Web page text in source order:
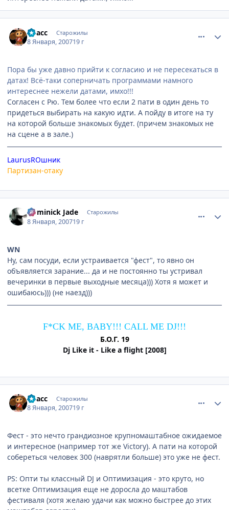
Kpacc Старожилы
8 Января, 200719 г
Пора бы уже давно прийти к согласию и не пересекаться в
датах! Всё-таки соперничать программами намного
интереснее нежели датами, имхо!!!
Согласен с Рю. Тем более что если 2 пати в один день то
придеться выбирать на какую идти. А пойду в итоге на ту
на которой больше знакомых будет. (причем знакомых не
на сцене а в зале.)
LaurusROшник
Партизан-отаку
Dominick Jade Старожилы
8 Января, 200719 г
WN
Ну, сам посуди, если устраивается "фест", то явно он
объявляется зарание... да и не постоянно ты устривал
вечеринки в первые выходные месяца))) Хотя я может и
ошибаюсь))) (не наезд)))
F*CK ME, BABY!!! CALL ME DJ!!!
Б.О.Г. 19
Dj Like it - Like a flight [2008]
Kpacc Старожилы
8 Января, 200719 г
Фест - это нечто грандиозное крупномаштабное ожидаемое
и интересное (например тот же Victory). А пати на которой
собереться человек 300 (наврятли больше) это уже не фест.
PS: Опти ты классный DJ и Оптимизация - это круто, но
всетке Оптимизация еще не доросла до маштабов
фестиваля (хотя желаю удачи как можно быстрее до этих